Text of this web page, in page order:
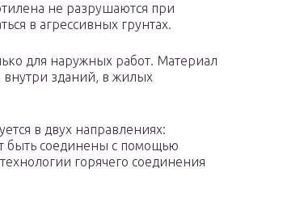
не разрушаются при
в агрессивных грунтах.
для наружных работ. Материал
внутри зданий, в жилых
в двух направлениях:
быть соединены с помощью
горячего соединения